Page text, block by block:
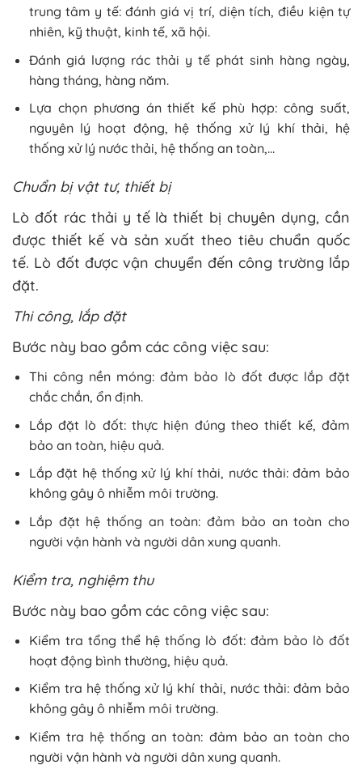
trung tâm y tế: đánh giá vị trí, diện tích, điều kiện tự
nhiên, kỹ thuật, kinh tế, xã hội.
Đánh giá lượng rác thải y tế phát sinh hàng ngày,
hàng tháng, hàng năm.
Lựa chọn phương án thiết kế phù hợp: công suất,
nguyên lý hoạt động, hệ thống xử lý khí thải, hệ
thống xử lý nước thải, hệ thống an toàn,…
Chuẩn bị vật tư, thiết bị
Lò đốt rác thải y tế là thiết bị chuyên dụng, cần
được thiết kế và sản xuất theo tiêu chuẩn quốc
tế. Lò đốt được vận chuyển đến công trường lắp
đặt.
Thi công, lắp đặt
Bước này bao gồm các công việc sau:
Thi công nền móng: đảm bảo lò đốt được lắp đặt
chắc chắn, ổn định.
Lắp đặt lò đốt: thực hiện đúng theo thiết kế, đảm
bảo an toàn, hiệu quả.
Lắp đặt hệ thống xử lý khí thải, nước thải: đảm bảo
không gây ô nhiễm môi trường.
Lắp đặt hệ thống an toàn: đảm bảo an toàn cho
người vận hành và người dân xung quanh.
Kiểm tra, nghiệm thu
Bước này bao gồm các công việc sau:
Kiểm tra tổng thể hệ thống lò đốt: đảm bảo lò đốt
hoạt động bình thường, hiệu quả.
Kiểm tra hệ thống xử lý khí thải, nước thải: đảm bảo
không gây ô nhiễm môi trường.
Kiểm tra hệ thống an toàn: đảm bảo an toàn cho
người vận hành và người dân xung quanh.